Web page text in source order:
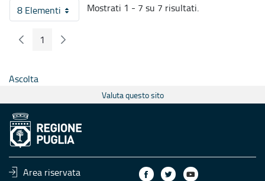
8 ElementiPer pagina
Mostrati 1 - 7 su 7 risultati.
Pagina Precedente
Pagina
1 Pagina Seguente
Ascolta
Valuta questo sito
Area riservata